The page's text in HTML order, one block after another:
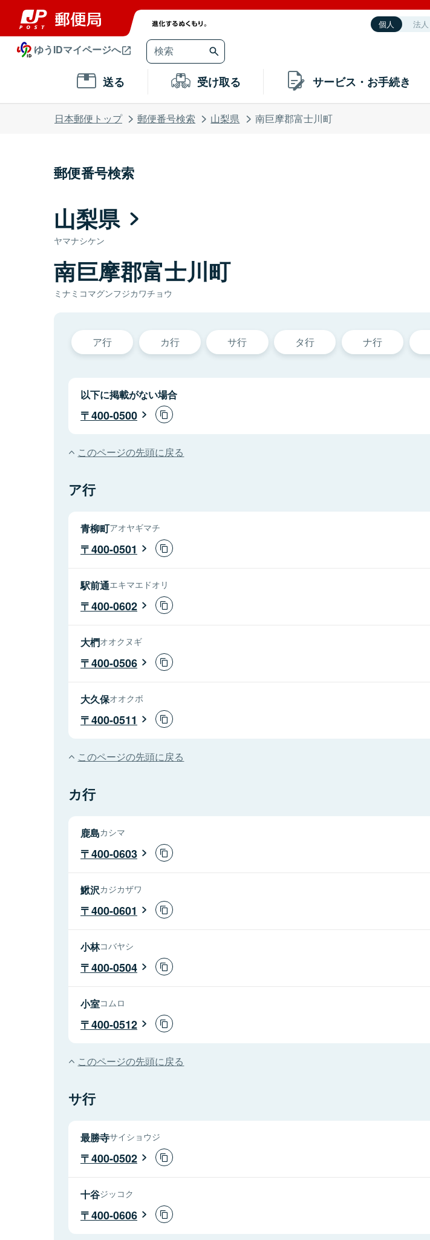
個人 法人
ゆうIDマイページへ
送る 受け取る サービス・お手続き
日本郵便トップ 郵便番号検索 山梨県 南巨摩郡富士川町
郵便番号検索
山梨県
ヤマナシケン
南巨摩郡富士川町
ミナミコマグンフジカワチョウ
ア行 カ行 サ行 タ行 ナ行
以下に掲載がない場合
400-0500
このページの先頭に戻る
ア行
青柳町アオヤギマチ
400-0501
駅前通エキマエドオリ
400-0602
大椚オオクヌギ
400-0506
大久保オオクボ
400-0511
このページの先頭に戻る
カ行
鹿島カシマ
400-0603
鰍沢カジカザワ
400-0601
小林コバヤシ
400-0504
小室コムロ
400-0512
このページの先頭に戻る
サ行
最勝寺サイショウジ
400-0502
十谷ジッコク
400-0606